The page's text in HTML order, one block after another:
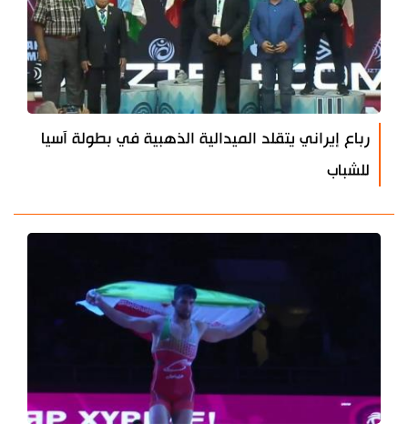
رباع إيراني يتقلد الميدالية الذهبية في بطولة آسيا
للشباب